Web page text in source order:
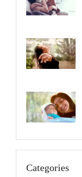
Categories